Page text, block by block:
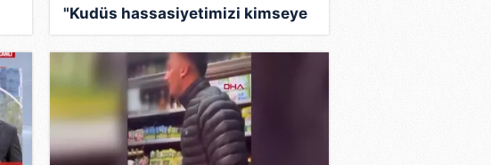
"Kudüs hassasiyetimizi kimseye
sorgulatmayız"